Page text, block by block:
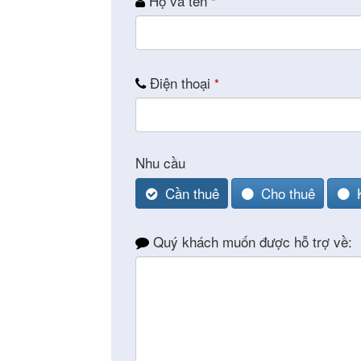
Điện thoại *
Nhu cầu
Cần thuê
Cho thuê
Quý khách muốn được hỗ trợ về: